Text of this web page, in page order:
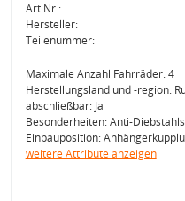
Art.Nr.:
Hersteller:
Teilenummer:
Maximale Anzahl Fahrräder: 4
Herstellungsland und -region:
abschließbar: Ja
Besonderheiten: Anti-
Einbauposition:
weitere Attribute anzeigen